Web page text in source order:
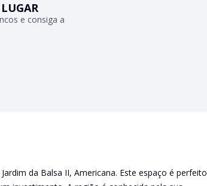
e consiga a
da Balsa II, Americana. Este espaço é perfeito